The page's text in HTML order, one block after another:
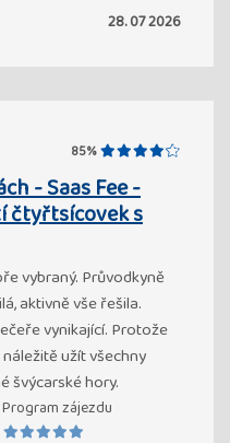
28. 07 2026
85%
- Saas Fee -
čtyřtsícovek s
vybraný. Průvodkyně
aktivně vše řešila.
vynikající. Protože
užít všechny
švýcarské hory.
Program zájezdu